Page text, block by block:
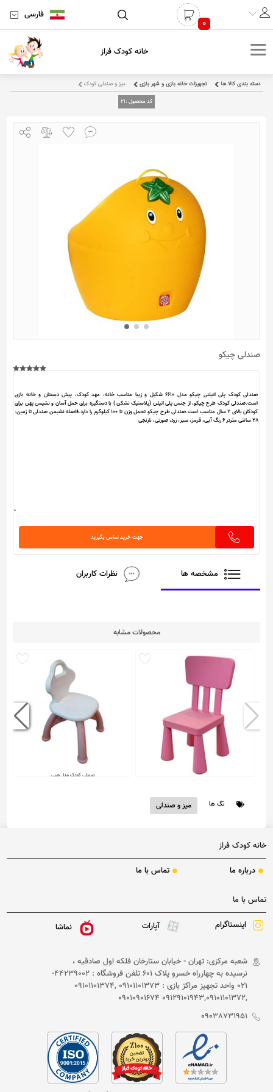
0
فارسی
خانه کودک فراز
دسته بندی کالا ها تجهیزات خانه بازی و شهر بازی میز و صندلی کودک
کد محصول :21
صندلی چیکو
جهت خرید تماس بگیرید
مشخصه ها نظرات کاربران
محصولات مشابه
صندلی کودک مدل هپی
تگ ها میز و صندلی
خانه کودک فراز
درباره ما تماس با ما
تماس با ما
اینستاگرام آپارات نماشا
شعبه مرکزی: تهران - خیابان ستارخان فلکه اول صادقیه ،
نرسیده به چهارراه خسرو پلاک 601 تلفن فروشگاه : 44239002-
021 واحد تجهیز مراکز بازی : 09101101373 ,09101101374
,09129101943,09101101372 09010901674
09038731951